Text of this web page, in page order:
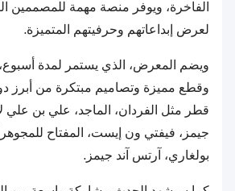
الفاخرة، ويوفر منصة مهمة للمصممين
لعرض إبداعاتهم وحرفيتهم المتميزة.
ويضم المعرض، الذي يستمر لمدة
وقطع مميزة وتصاميم مبتكرة من أبرز
قطر مثل الفردان، الماجد، علي بن علي
جيمز، فيفتي ون إيست، المفتاح
بولغاري، آرتس آند جيمز.